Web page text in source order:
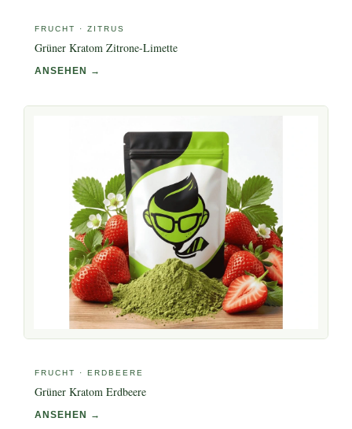
FRUCHT · ZITRUS
Grüner Kratom Zitrone-Limette
ANSEHEN →
FRUCHT · ERDBEERE
Grüner Kratom Erdbeere
ANSEHEN →